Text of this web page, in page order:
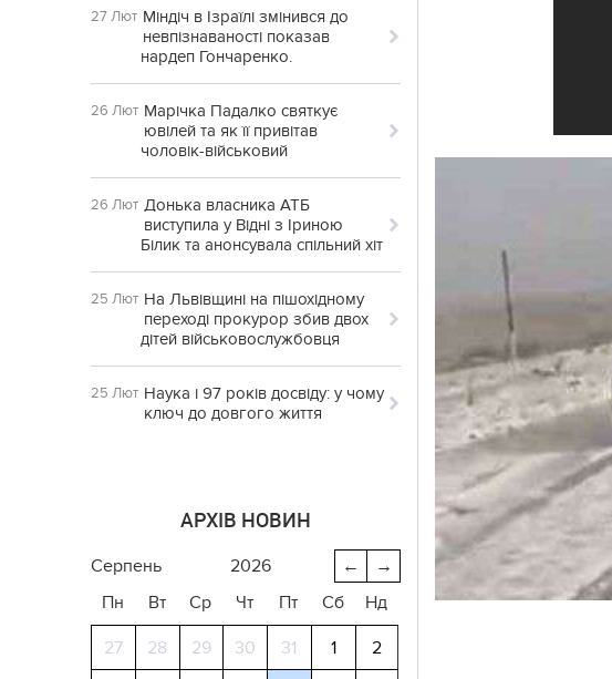
27 Лют Міндіч в Ізраїлі змінився до
невпізнаваності показав
нардеп Гончаренко.
26 Лют Марічка Падалко святкує
ювілей та як її привітав
чоловік-військовий
26 Лют Донька власника АТБ
виступила у Відні з Іриною
Білик та анонсувала спільний хіт
25 Лют На Львівщині на пішохідному
переході прокурор збив двох
дітей військовослужбовця
25 Лют Наука і 97 років досвіду: у чому
ключ до довгого життя
АРХІВ НОВИН
→
←
серпень
2026
Пн
Вт Ср Чт Пт Сб Нд
27 28 29 30 31 1
2